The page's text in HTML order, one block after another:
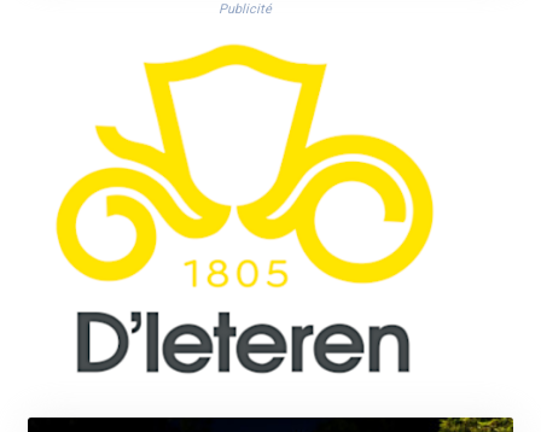
KMF 491.805569
KRW 1637.335322
KWD 0.356743
KYD 0.962318
KZT 538.348431
LAK 26078.516124
LBP
103405.556276
LKR 387.005699
LRD 208.423177
LTL 3.408855
LVL 0.698328
MAD 10.768161
Publicité